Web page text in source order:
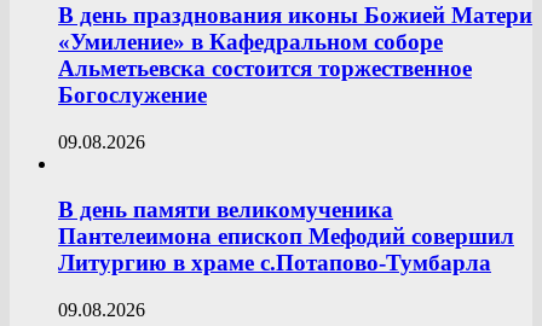
В день празднования иконы Божией Матери
«Умиление» в Кафедральном соборе
Альметьевска состоится торжественное
Богослужение
09.08.2026
В день памяти великомученика
Пантелеимона епископ Мефодий совершил
Литургию в храме с.Потапово-Тумбарла
09.08.2026